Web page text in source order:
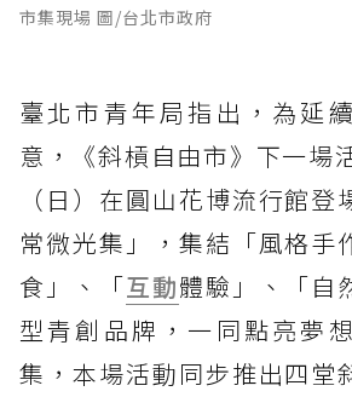
市集現場 圖/台北市政府
臺北市青年局指出，為延
意，《斜槓自由市》下一場
（日）在圓山花博流行館登
常微光集」，集結「風格手
食」、「互動體驗」、「自
型青創品牌，一同點亮夢
集，本場活動同步推出四堂